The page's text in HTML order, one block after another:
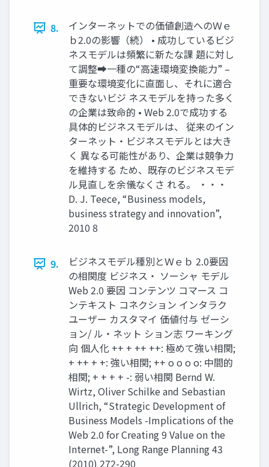
8.
インターネットでの価値創造へのＷｅ
ｂ2.0の影響（続） • 成功しているビジ
ネスモデルは頻繁に新たな課 題に対し
て調整➡一種の“高速環境変換能力” –
重要な環境変化に直面し、それに適合
できないビジ ネスモデルを持った多く
の企業は致命的 • Web 2.0で成功する
具体的ビジネスモデルは、 従来のイン
ターネット・ビジネスモデルとは大き
く 異なる可能性があり、企業は競争力
を維持する ため、既存のビジネスモデ
ル見直しを余儀なくさ れる。 ・・・
D. J. Teece, “Business models,
business strategy and innovation”,
2010 8
9.
ビジネスモデル種別とＷｅｂ 2.0要因
の相関度 ビジネス・ ソーシャ モデル
Web 2.0 要因 コンテンツ コマース コ
ンテキスト コネクション インタラク
ユーザー カスタマイ 価値付与 ゼーシ
ョン/ ル・ネット ション志 ワーキング
向 個人化 ++ + ++ ++: 極めて強い相関;
+ ++ + +: 強い相関; ++ o o o o: 中間的
相関; + + + + -: 弱い相関 Bernd W.
Wirtz, Oliver Schilke and Sebastian
Ullrich, “Strategic Development of
Business Models -Implications of the
Web 2.0 for Creating 9 Value on the
Internet-”, Long Range Planning 43
(2010) 272-290